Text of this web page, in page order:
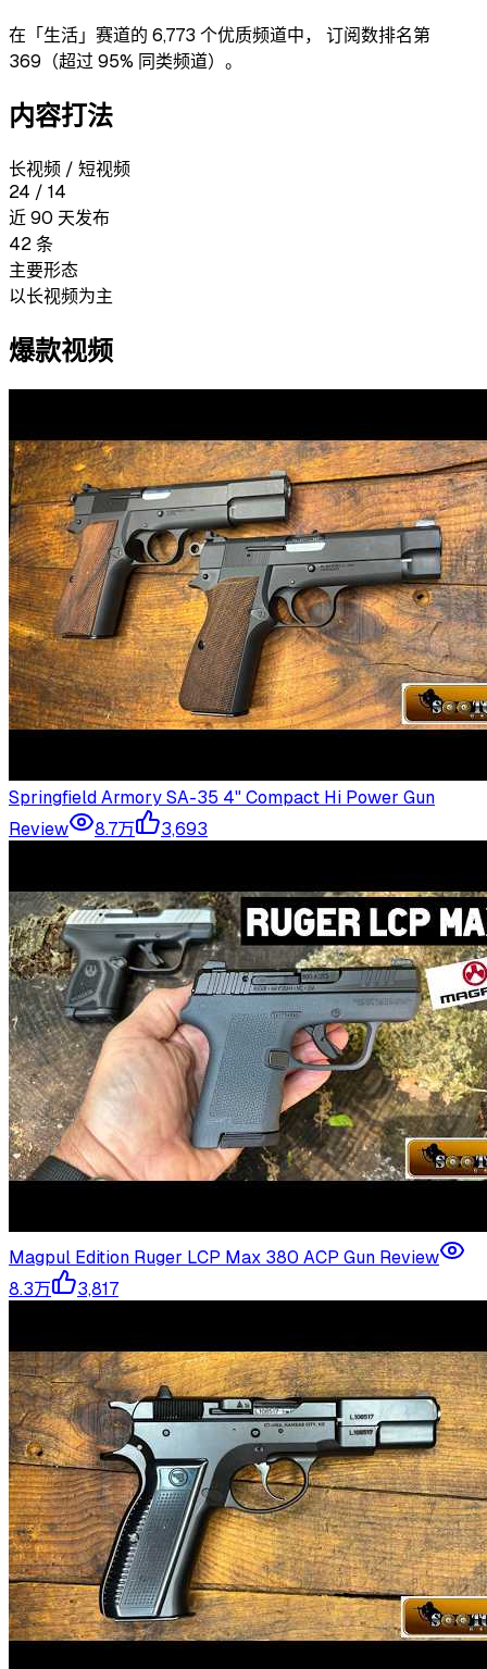
在「生活」赛道的 6,773 个优质频道中，
订阅数排名第
369 （超过95% 同类频道） 。
内容打法
长视频 / 短视频
24 / 14
近 90 天发布
42条
主要形态
以长视频为主
爆款视频
Springfield Armory SA-35 4" Compact Hi Power Gun
Review
8.7万 3,693
Magpul Edition Ruger LCP Max 380 ACP Gun Review
8.3万
3,817